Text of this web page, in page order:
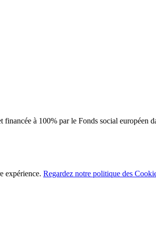
à 100% par le Fonds social européen
expérience. Regardez notre politique des